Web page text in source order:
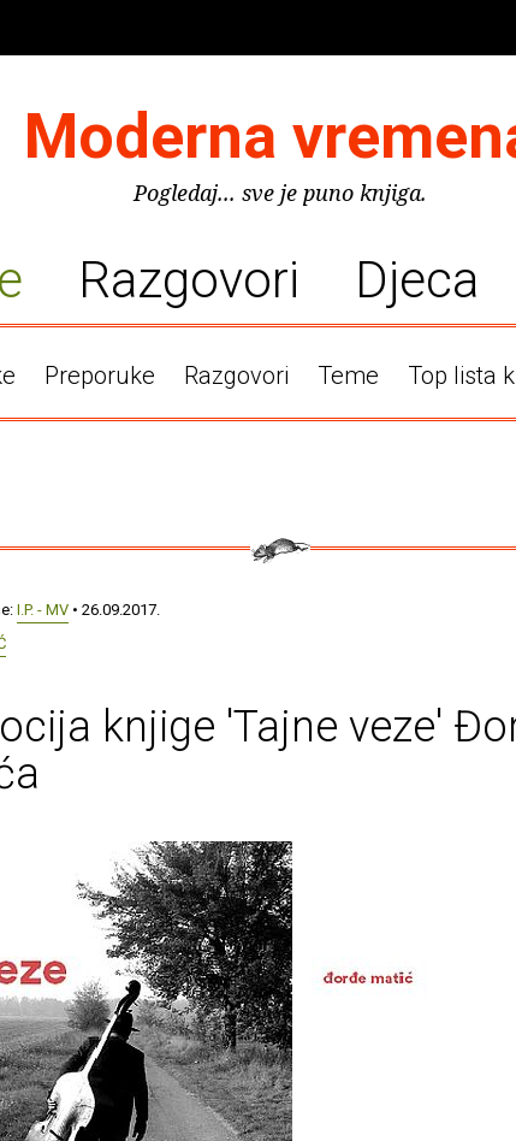
Moderna
Pogledaj... sve je puno knjiga.
Razgovori Djeca
Preporuke Razgovori Teme Top lista
I.P. - MV • 26.09.2017.
knjige 'Tajne veze'